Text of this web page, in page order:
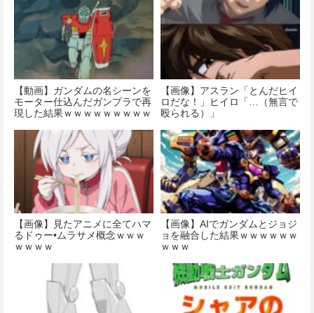
【動画】ガンダムの名シーンを
モーター仕込んだガンプラで再
現した結果ｗｗｗｗｗｗｗｗｗ
【画像】アスラン「とんだヒイ
ロだな！」ヒイロ「…（無言で
殴られる）」
【画像】見たアニメに全てハマ
るドゥー•ムラサメ概念ｗｗｗ
ｗｗｗｗ
【画像】AIでガンダムとジョジ
ョを融合した結果ｗｗｗｗｗｗ
ｗｗｗ